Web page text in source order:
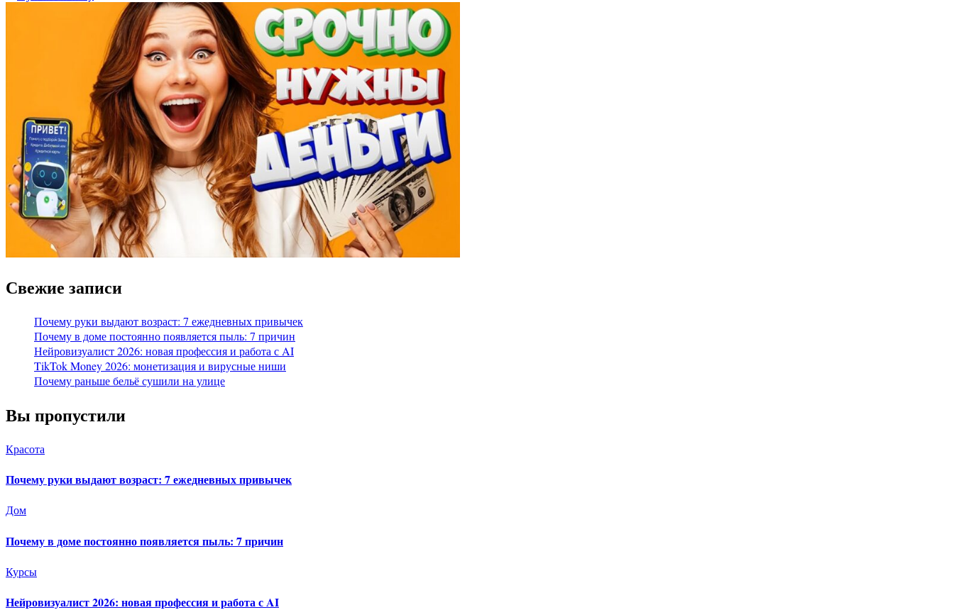
Свежие записи
Почему руки выдают возраст: 7 ежедневных привычек
Почему в доме постоянно появляется пыль: 7 причин
Нейровизуалист 2026: новая профессия и работа с AI
TikTok Money 2026: монетизация и вирусные ниши
Почему раньше бельё сушили на улице
Вы пропустили
Красота
Почему руки выдают возраст: 7 ежедневных привычек
Дом
Почему в доме постоянно появляется пыль: 7 причин
Курсы
Нейровизуалист 2026: новая профессия и работа с AI